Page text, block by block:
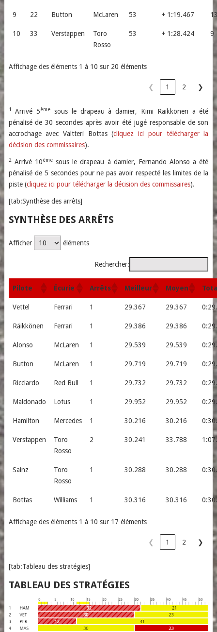
9 22 Button McLaren 53 + 1:19.467
10 33 Verstappen
Toro
Rosso
53 + 1:28.424 9
Affichage des éléments 1 à 10 sur 20 éléments
❮ 1 2 ❯
1 Arrivé 5ème
sous le drapeau à damier, Kimi Räikkönen a été
pénalisé de 30 secondes après avoir été jugé responsable de son
accrochage avec Valtteri Bottas (cliquez ici pour télécharger la
décision des commissaires).
2Arrivé 10èmesous le drapeau à damier, Fernando Alonso a été
pénalisé de 5 secondes pour ne pas avoir respecté les limites de la
piste (cliquez ici pour télécharger la décision des commissaires).
[tab:Synthèse des arrêts]
SYNTHÈSE DES ARRÊTS
Afficher éléments
Rechercher:
Pilote Écurie Arrêts Meilleur Moyen
Vettel Ferrari 1 29.367 29.367
Räikkönen Ferrari 1 29.386 29.386
Alonso McLaren 1 29.539 29.539
Button McLaren 1 29.719 29.719
Ricciardo Red Bull 1 29.732 29.732
Maldonado Lotus 1 29.952 29.952
Hamilton Mercedes 1 30.216 30.216
Verstappen
Toro
Rosso
2 30.241 33.788
Sainz
Toro
Rosso
1 30.288 30.288
Bottas Williams 1 30.316 30.316
Affichage des éléments 1 à 10 sur 17 éléments
❮ 1 2 ❯
[tab:Tableau des stratégies]
TABLEAU DES STRATÉGIES